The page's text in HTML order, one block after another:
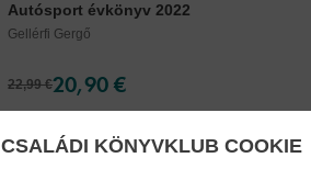
Autósport évkönyv 2022
Gellérfi Gergő
22,99 €20,90 €
CSALÁDI KÖNYVKLUB COOKIE